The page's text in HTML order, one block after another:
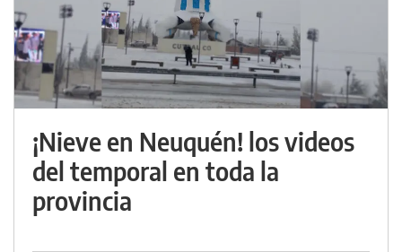
¡Nieve en Neuquén! los videos
del temporal en toda la
provincia